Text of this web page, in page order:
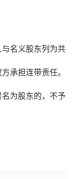
名义股东列为共
承担连带责任。
为股东的，不予